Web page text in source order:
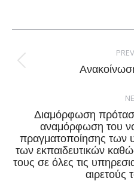
Facebook
X
navigation
Διαμόρφωση
αναμόρφωση του
πραγματοποίησης των
των εκπαιδευτικών
τους σε όλες τις
αιρετούς